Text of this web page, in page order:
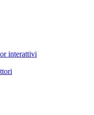
interattivi